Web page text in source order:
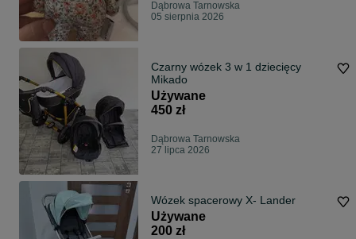
Dąbrowa Tarnowska
05 sierpnia 2026
Czarny wózek 3 w 1 dziecięcy
Mikado
Używane
450 zł
Dąbrowa Tarnowska
27 lipca 2026
Wózek spacerowy X- Lander
Używane
200 zł